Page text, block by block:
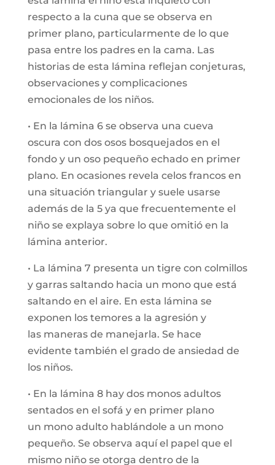
respecto a la cuna que se observa en
primer plano, particularmente de lo que
pasa entre los padres en la cama. Las
historias de esta lámina reflejan conjeturas,
observaciones y complicaciones
emocionales de los niños.
• En la lámina 6 se observa una cueva
oscura con dos osos bosquejados en el
fondo y un oso pequeño echado en primer
plano. En ocasiones revela celos francos en
una situación triangular y suele usarse
además de la 5 ya que frecuentemente el
niño se explaya sobre lo que omitió en la
lámina anterior.
• La lámina 7 presenta un tigre con colmillos
y garras saltando hacia un mono que está
saltando en el aire. En esta lámina se
exponen los temores a la agresión y
las maneras de manejarla. Se hace
evidente también el grado de ansiedad de
los niños.
• En la lámina 8 hay dos monos adultos
sentados en el sofá y en primer plano
un mono adulto hablándole a un mono
pequeño. Se observa aquí el papel que el
mismo niño se otorga dentro de la